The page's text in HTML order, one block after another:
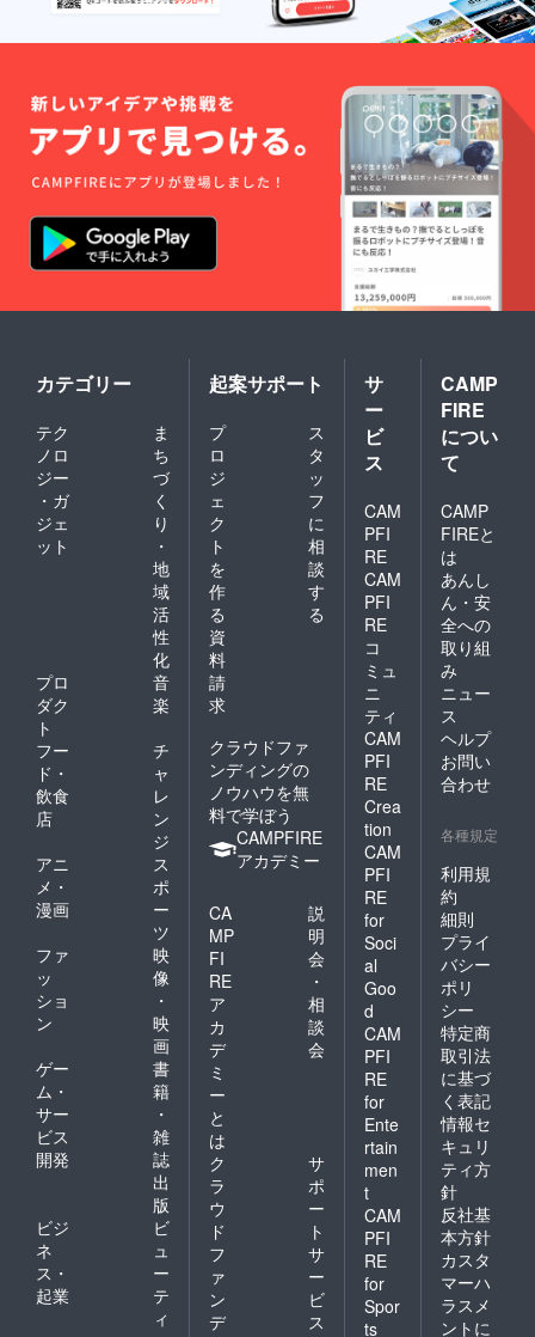
カテゴリー
テク
ノロ
ジー
・ガ
ジェ
ット
ま
ち
づ
く
り
・
地
域
活
性
化
プロ
ダク
ト
音
楽
フー
ド・
飲食
店
チ
ャ
レ
ン
ジ
アニ
メ・
漫画
ス
ポ
ー
ツ
ファ
ッ
ショ
ン
映
像
・
映
画
ゲー
ム・
サー
ビス
開発
書
籍
・
雑
誌
出
版
ビジ
ネ
ス・
起業
ビ
ュ
ー
テ
ィ
起案サポート
プ
ロ
ジ
ェ
ク
ト
を
作
る
ス
タ
ッ
フ
に
相
談
す
る
資
料
請
求
クラウドファ
ンディングの
ノウハウを無
料で学ぼう
CAMPFIRE
アカデミー
CA
MP
FI
RE
ア
カ
デ
ミ
ー
と
は
説
明
会
・
相
談
会
ク
ラ
ウ
ド
フ
ァ
ン
デ
サ
ポ
ー
ト
サ
ー
ビ
ス
サ
ー
ビ
ス
CAM
PFI
RE
CAM
PFI
RE
コ
ミュ
ニ
ティ
CAM
PFI
RE
Crea
tion
CAM
PFI
RE
for
Soci
al
Goo
d
CAM
PFI
RE
for
Ente
rtain
men
t
CAM
PFI
RE
for
Spor
ts
CAMP
FIRE
につい
て
CAMP
FIREと
は
あんし
ん・安
全への
取り組
み
ニュー
ス
ヘルプ
お問い
合わせ
各種規定
利用規
約
細則
プライ
バシー
ポリ
シー
特定商
取引法
に基づ
く表記
情報セ
キュリ
ティ方
針
反社基
本方針
カスタ
マーハ
ラスメ
ントに